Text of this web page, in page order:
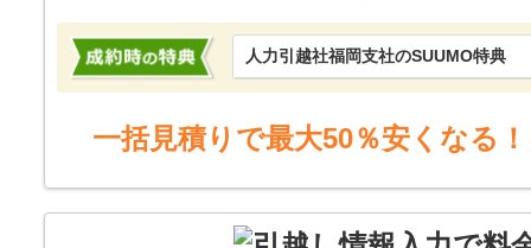
人力引越社福岡支社のSUUMO特典
一括見積りで最大50％安くなる！